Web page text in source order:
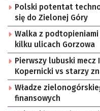
Polski potentat
się do Zielonej Góry
Walka z
kilku ulicach Gorzowa
Pierwszy lubuski
Kopernicki vs starzy
Władze
finansowych